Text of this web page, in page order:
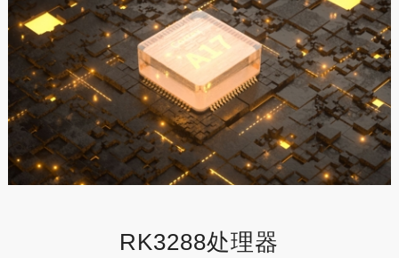
RK3288处理器